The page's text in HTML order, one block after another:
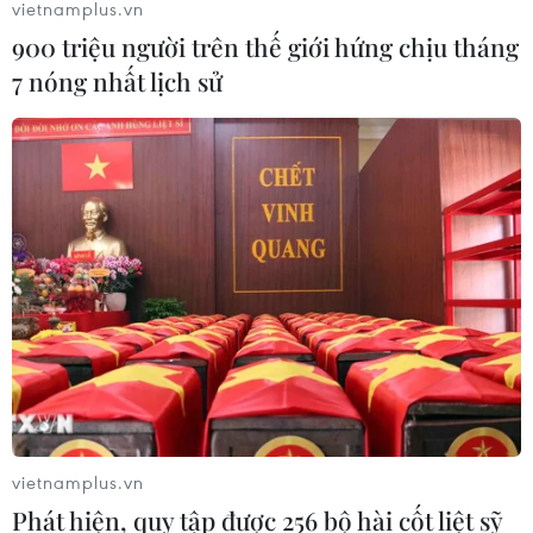
09/08/2026 06:20
Cơ cấu lại vốn nhà nước tại doanh
nghiệp gắn với mục tiêu tăng trưởng
hai con số
07/08/2026 13:16
Bộ Tài chính: Thống nhất bốn
Chương trình mục tiêu quốc gia
thành một tổng thể
07/08/2026 13:06
Tháo gỡ dứt điểm vướng mắc hiện
hữu dự án Nhà máy điện hạt nhân
vietnamplus.vn
900 triệu người trên thế giới hứng chịu tháng
7 nóng nhất lịch sử
vietnamplus.vn
Phát hiện, quy tập được 256 bộ hài cốt liệt sỹ